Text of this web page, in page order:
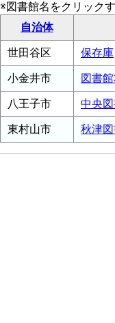
※図書館名をクリック
自治体
世田谷区 保存庫
小金井市 図書
八王子市 中央
東村山市 秋津